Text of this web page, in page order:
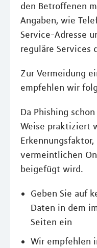
den Betroffenen
Angaben, wie
Service-Adresse
reguläre Services
Zur Vermeidung
empfehlen wir
Da Phishing
Weise praktiziert
vermeintlichen
beigefügt wird.
Geben Sie auf
Daten in dem
Seiten ein
Wir empfehlen